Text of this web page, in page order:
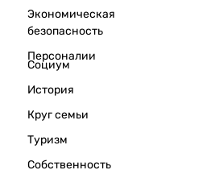
Экономическая
безопасность
Персоналии
Социум
История
Круг семьи
Туризм
Собственность